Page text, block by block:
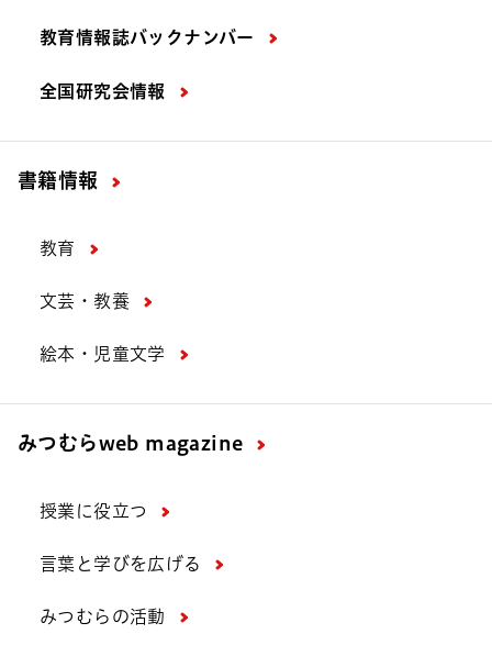
2026年7月28日
英語授業お助けAIアプリ「TOC-
ト）」に新機能！ スピーキングテス
教育情報誌バックナンバー
全国研究会情報
書籍情報
教育
文芸・教養
絵本・児童文学
みつむらweb magazine
授業に役立つ
言葉と学びを広げる
みつむらの活動